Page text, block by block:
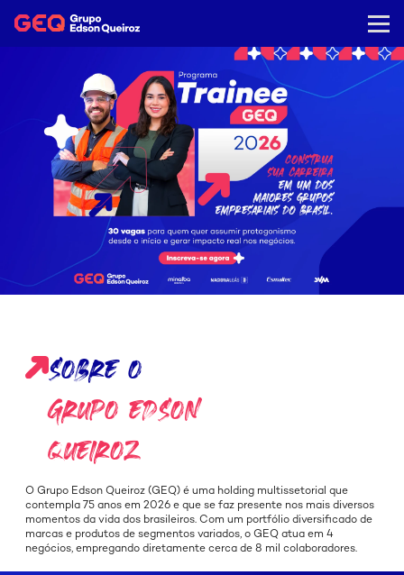
SOBRE O
GRUPO EDSON
QUEIROZ
O Grupo Edson Queiroz (GEQ) é uma holding multissetorial que
contempla 75 anos em 2026 e que se faz presente nos mais diversos
momentos da vida dos brasileiros. Com um portfólio diversificado de
marcas e produtos de segmentos variados, o GEQ atua em 4
negócios, empregando diretamente cerca de 8 mil colaboradores.